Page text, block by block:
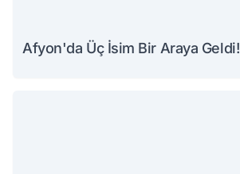
Afyon'da Üç İsim Bir Araya Geldi!